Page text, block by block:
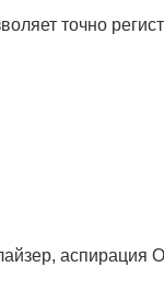
точно
аспирация